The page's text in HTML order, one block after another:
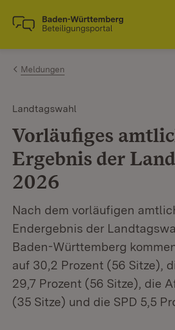
Zum Inhalt springen
Link zur Startseite
Meldungen
Landtagswahl
Vorläufiges
Ergebnis der
2026
Nach dem vorläufigen
Endergebnis der
Baden-Württemberg
auf 30,2 Prozent (56 Sitze),
29,7 Prozent (56 Sitze), die
(35 Sitze) und die SPD 5,5